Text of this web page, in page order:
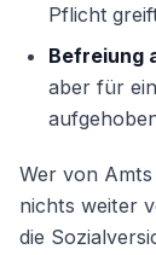
Pflicht
Befreiung
aber für
Wer von
nichts weiter
die